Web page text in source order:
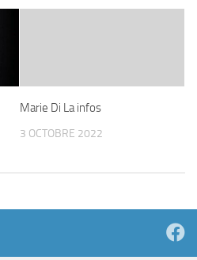
Marie Di La infos
3 OCTOBRE 2022